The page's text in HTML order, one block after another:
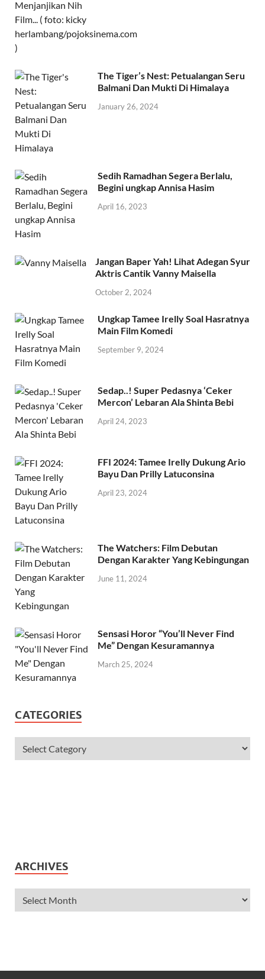
The Tiger’s Nest: Petualangan Seru
Balmani Dan Mukti Di Himalaya
January 26, 2024
Sedih Ramadhan Segera Berlalu,
Begini ungkap Annisa Hasim
April 16, 2023
Jangan Baper Yah! Lihat Adegan Syur
Aktris Cantik Vanny Maisella
October 2, 2024
Ungkap Tamee Irelly Soal Hasratnya
Main Film Komedi
September 9, 2024
Sedap..! Super Pedasnya ‘Ceker
Mercon’ Lebaran Ala Shinta Bebi
April 24, 2023
FFI 2024: Tamee Irelly Dukung Ario
Bayu Dan Prilly Latuconsina
April 23, 2024
The Watchers: Film Debutan
Dengan Karakter Yang Kebingungan
June 11, 2024
Sensasi Horor “You’ll Never Find
Me” Dengan Kesuramannya
March 25, 2024
CATEGORIES
ARCHIVES